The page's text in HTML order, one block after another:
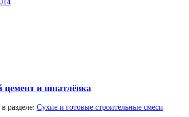
и шпатлёвка
в разделе: Сухие и готовые строительные смеси